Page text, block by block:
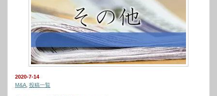
2020-7-14
M&A 投稿一覧